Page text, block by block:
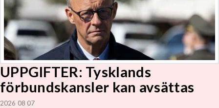
UPPGIFTER: Tysklands
förbundskansler kan avsättas
2026 08 07